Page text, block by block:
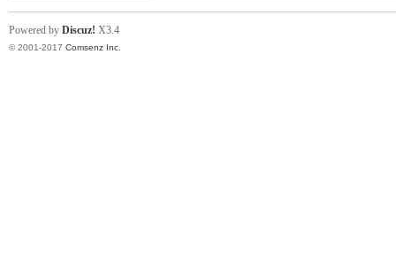
Powered by Discuz! X3.4
© 2001-2017 Comsenz Inc.